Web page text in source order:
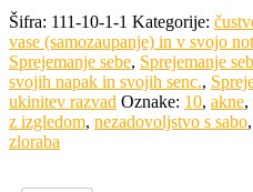
PUBERTETA
IN
SRAM
30
ml
količina
Šifra: 111-10-1-1 Kategorije:
vase (samozaupanje) in v svojo
Sprejemanje sebe, Sprejemanje
svojih napak in svojih senc.,
ukinitev razvad Oznake: 10, akne,
z izgledom, nezadovoljstvo s sabo,
zloraba